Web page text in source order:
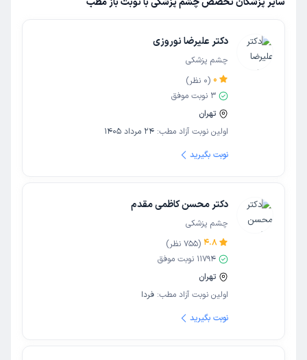
دکتر علیرضا نوروزی
چشم پزشکی
0
(
0 نظر)
3 نوبت موفق
تهران
اولین نوبت آزاد مطب: 24 مرداد 1405
نوبت بگیرید
دکتر محسن کاظمی مقدم
چشم پزشکی
4.8
(
755 نظر)
11794 نوبت موفق
تهران
اولین نوبت آزاد مطب: فردا
نوبت بگیرید